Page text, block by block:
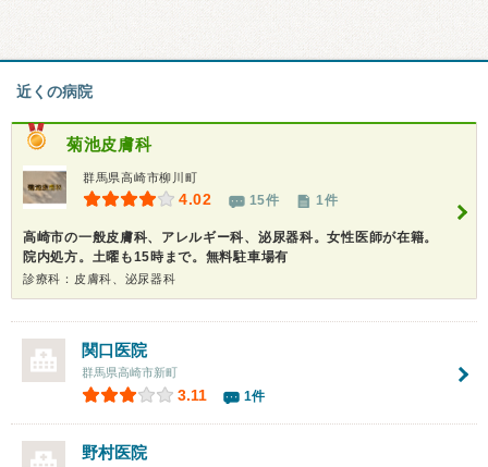
近くの病院
菊池皮膚科
群馬県高崎市柳川町
4.02 15件 1件
高崎市の一般皮膚科、アレルギー科、泌尿器科。女性医師が在籍。
院内処方。土曜も15時まで。無料駐車場有
診療科：皮膚科、泌尿器科
関口医院
群馬県高崎市新町
3.11 1件
野村医院